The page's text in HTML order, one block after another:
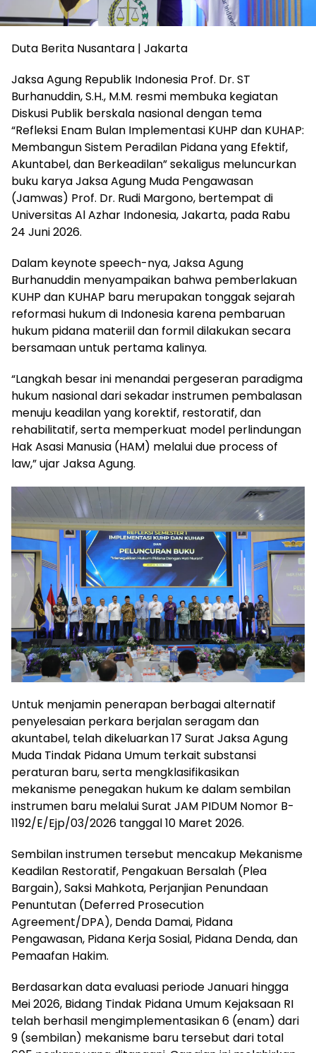
Duta Berita Nusantara | Jakarta
Jaksa Agung Republik Indonesia Prof. Dr. ST
Burhanuddin, S.H., M.M. resmi membuka kegiatan
Diskusi Publik berskala nasional dengan tema
“Refleksi Enam Bulan Implementasi KUHP dan KUHAP:
Membangun Sistem Peradilan Pidana yang Efektif,
Akuntabel, dan Berkeadilan” sekaligus meluncurkan
buku karya Jaksa Agung Muda Pengawasan
(Jamwas) Prof. Dr. Rudi Margono, bertempat di
Universitas Al Azhar Indonesia, Jakarta, pada Rabu
24 Juni 2026.
Dalam keynote speech-nya, Jaksa Agung
Burhanuddin menyampaikan bahwa pemberlakuan
KUHP dan KUHAP baru merupakan tonggak sejarah
reformasi hukum di Indonesia karena pembaruan
hukum pidana materiil dan formil dilakukan secara
bersamaan untuk pertama kalinya.
“Langkah besar ini menandai pergeseran paradigma
hukum nasional dari sekadar instrumen pembalasan
menuju keadilan yang korektif, restoratif, dan
rehabilitatif, serta memperkuat model perlindungan
Hak Asasi Manusia (HAM) melalui due process of
law,” ujar Jaksa Agung.
Untuk menjamin penerapan berbagai alternatif
penyelesaian perkara berjalan seragam dan
akuntabel, telah dikeluarkan 17 Surat Jaksa Agung
Muda Tindak Pidana Umum terkait substansi
peraturan baru, serta mengklasifikasikan
mekanisme penegakan hukum ke dalam sembilan
instrumen baru melalui Surat JAM PIDUM Nomor B-
1192/E/Ejp/03/2026 tanggal 10 Maret 2026.
Sembilan instrumen tersebut mencakup Mekanisme
Keadilan Restoratif, Pengakuan Bersalah (Plea
Bargain), Saksi Mahkota, Perjanjian Penundaan
Penuntutan (Deferred Prosecution
Agreement/DPA), Denda Damai, Pidana
Pengawasan, Pidana Kerja Sosial, Pidana Denda, dan
Pemaafan Hakim.
Berdasarkan data evaluasi periode Januari hingga
Mei 2026, Bidang Tindak Pidana Umum Kejaksaan RI
telah berhasil mengimplementasikan 6 (enam) dari
9 (sembilan) mekanisme baru tersebut dari total